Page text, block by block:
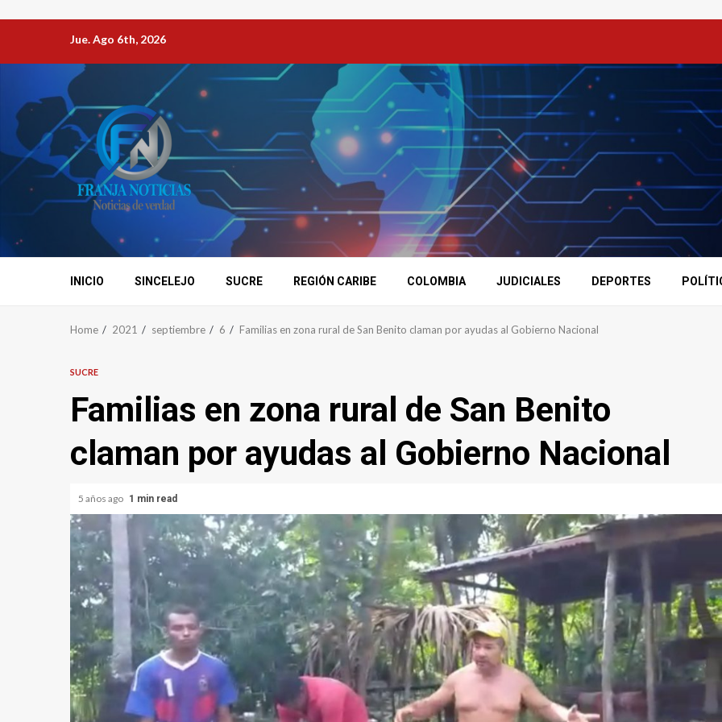
Jue. Ago 6th, 2026
INICIO SINCELEJO SUCRE REGIÓN CARIBE COLOMBIA JUDICIALES DEPORTES
Home 2021 septiembre 6 Familias en zona rural de San Benito claman por ayudas al Gobierno Nacional
SUCRE
Familias en zona rural de San Benito
claman por ayudas al Gobierno Nacional
5 años ago 1 min read